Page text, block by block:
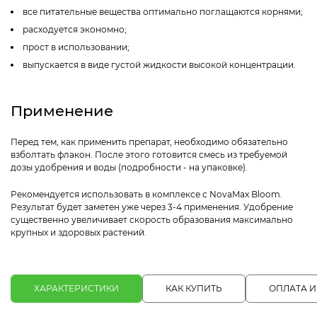
все питательные вещества оптимально поглащаются корнями;
расходуется экономно;
прост в использовании;
выпускается в виде густой жидкости высокой концентрации.
Применение
Перед тем, как применить препарат, необходимо обязательно
взболтать флакон. После этого готовится смесь из требуемой
дозы удобрения и воды (подробности - на упаковке).
Рекомендуется использовать в комплексе с NovaMax Bloom.
Результат будет заметен уже через 3-4 применения. Удобрение
существенно увеличивает скорость образования максимально
крупных и здоровых растений.
ХАРАКТЕРИСТИКИ КАК КУПИТЬ ОПЛАТА